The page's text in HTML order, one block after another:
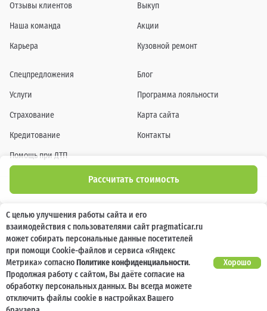
Рассчитать стоимость
Отзывы клиентов
Наша команда
Карьера
Выкуп
Акции
Кузовной ремонт
Спецпредложения
Услуги
Страхование
Кредитование
Помощь при ДТП
Блог
Программа лояльности
Карта сайта
Контакты
Информация о технических характеристиках, составе комплектаций, цветовой
гамме и стоимости автомобилей, а также действующих акциях, сроках и условиях
их проведения, указанных на сайте www.pragmaticar.ru, носит информационный
характер и ни при каких условиях не является публичной офертой,
определяемой положениями пунктом 2 статьи 437 Гражданского кодекса
Российской Федерации. Для получения подробной информации обращайтесь к
специалистам нашей компании.
© ПРАГМАТИКА, 2026
С целью улучшения работы сайта и его
взаимодействия с пользователями сайт pragmaticar.ru
может собирать персональные данные посетителей
при помощи Cookie-файлов и сервиса «Яндекс
Метрика» согласноПолитике конфиденциальности.
Продолжая работу с сайтом, Вы даёте согласие на
обработку персональных данных. Вы всегда можете
отключить файлы cookie в настройках Вашего
Хорошо